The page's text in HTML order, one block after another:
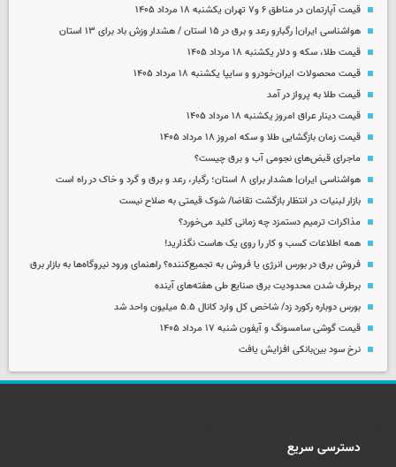
قیمت آپارتمان در مناطق ۶ و۷ تهران یکشنبه ۱۸ مرداد ۱۴۰۵
هواشناسی ایران| رگبارو رعد و برق در ۱۵ استان / هشدار وزش باد برای ۱۳ استان‌
قیمت طلا، سکه و دلار یکشنبه ۱۸ مرداد ۱۴۰۵
قیمت محصولات ایران‌خودرو و سایپا یکشنبه ۱۸ مرداد ۱۴۰۵
قیمت طلا به پرواز در آمد
قیمت دینار عراق امروز یکشنبه ۱۸ مرداد ۱۴۰۵
قیمت زمان بازگشایی طلا و سکه امروز ۱۸ مرداد ۱۴۰۵
ماجرای قبض‌های نجومی آب و برق چیست؟
هواشناسی ایران| هشدار برای ۸ استان؛ رگبار، رعد و برق و گرد و خاک در راه است
بازار لبنیات در انتظار بازگشت تقاضا/ شوک قیمتی به صلاح نیست
مذاکرات ترمیم دستمزد چه زمانی کلید می‌خورد؟
همه اطلاعات کسب‌ و کار را روی یک هاست نگذارید!
فروش برق در بورس انرژی یا فروش به تجمیع‌کننده؟ راهنمای ورود نیروگاه‌ها به بازار برق
برطرف شدن محدودیت‌ برق صنایع طی هفته‌های آینده
بورس دوباره رکورد زد/ شاخص کل وارد کانال ۵.۵ میلیون واحد شد
قیمت گوشی سامسونگ و آیفون شنبه ۱۷ مرداد ۱۴۰۵
نرخ سود بین‌بانکی افزایش یافت
دسترسی سریع